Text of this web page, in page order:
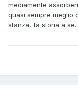
mediamente
quasi sempre meglio
stanza, fa storia a se.